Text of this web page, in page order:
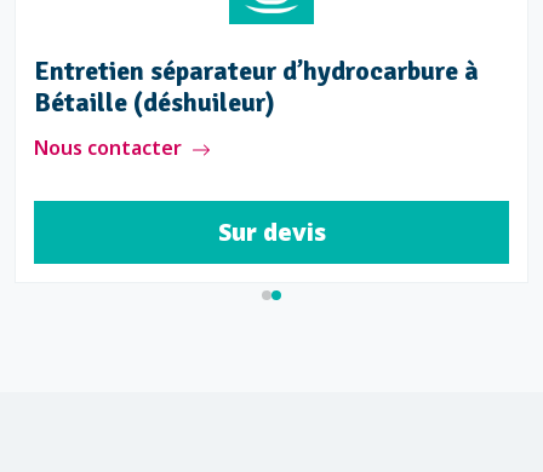
Entretien séparateur d’hydrocarbure à
Bétaille (déshuileur)
Nous contacter
Sur devis